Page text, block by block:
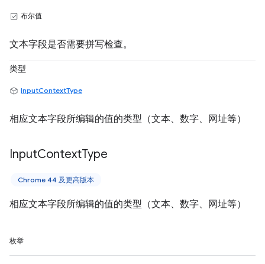
布尔值
文本字段是否需要拼写检查。
类型
InputContextType
相应文本字段所编辑的值的类型（文本、数字、网址等）
InputContextType
Chrome 44 及更高版本
相应文本字段所编辑的值的类型（文本、数字、网址等）
枚举